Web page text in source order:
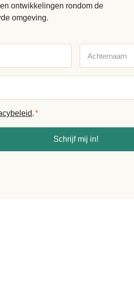
ontwikkelingen rondom de
omgeving.
.*
Schrijf mij in!